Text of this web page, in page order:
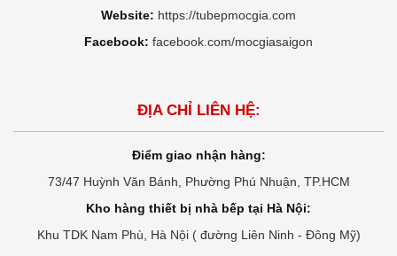
Website: https://tubepmocgia.com
Facebook: facebook.com/mocgiasaigon
ĐỊA CHỈ LIÊN HỆ:
Điểm giao nhận hàng:
73/47 Huỳnh Văn Bánh, Phường Phú Nhuận, TP.HCM
Kho hàng thiết bị nhà bếp tại Hà Nội:
Khu TDK Nam Phù, Hà Nội ( đường Liên Ninh - Đông Mỹ)